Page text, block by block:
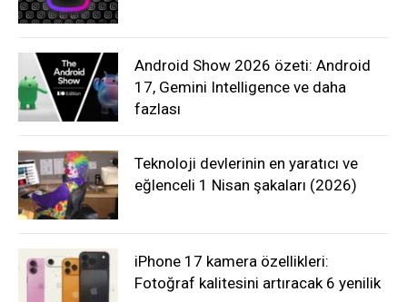
Android Show 2026 özeti: Android
17, Gemini Intelligence ve daha
fazlası
Teknoloji devlerinin en yaratıcı ve
eğlenceli 1 Nisan şakaları (2026)
iPhone 17 kamera özellikleri:
Fotoğraf kalitesini artıracak 6 yenilik